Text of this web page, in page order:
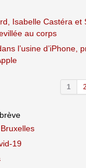
Isabelle Castéra et
au corps
l’usine d’iPhone,
1 2
19